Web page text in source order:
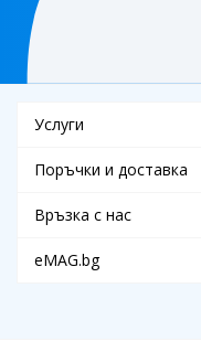
Услуги
Поръчки и доставка
Връзка с нас
eMAG.bg